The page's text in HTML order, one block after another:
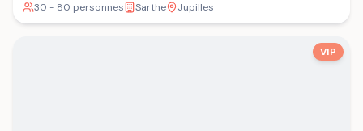
30 - 80 personnes
Sarthe Jupilles
VIP